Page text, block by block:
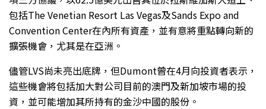
包括The Venetian Resort Las Vegas及Sands Expo and
Convention Center在內所有資產，並有意將重點轉向新的
擴張機會，尤其是在亞洲。
儘管LVS尚未亮出底牌，但Dumont曾在4月向投資者表示，
這些機會將包括加大對公司目前的澳門及新加坡市場的投
資，並可能增加其所持有的金沙中國的股份。